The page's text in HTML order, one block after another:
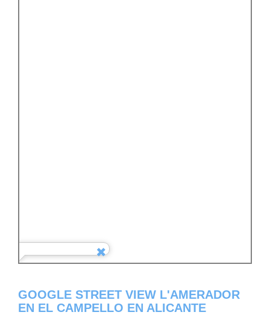
GOOGLE STREET VIEW L'AMERADOR
EN EL CAMPELLO EN ALICANTE